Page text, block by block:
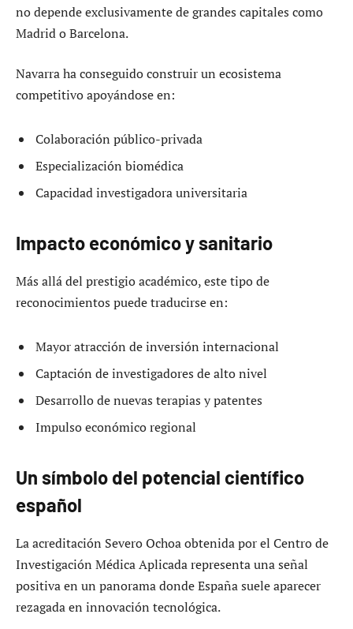
no depende exclusivamente de grandes capitales como
Madrid o Barcelona.
Navarra ha conseguido construir un ecosistema
competitivo apoyándose en:
Colaboración público-privada
Especialización biomédica
Capacidad investigadora universitaria
Impacto económico y sanitario
Más allá del prestigio académico, este tipo de
reconocimientos puede traducirse en:
Mayor atracción de inversión internacional
Captación de investigadores de alto nivel
Desarrollo de nuevas terapias y patentes
Impulso económico regional
Un símbolo del potencial científico
español
La acreditación Severo Ochoa obtenida por el Centro de
Investigación Médica Aplicada representa una señal
positiva en un panorama donde España suele aparecer
rezagada en innovación tecnológica.